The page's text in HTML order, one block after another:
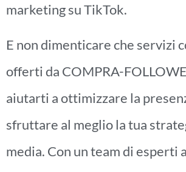
marketing su TikTok.
E non dimenticare che servizi
offerti da COMPRA-
aiutarti a ottimizzare la
sfruttare al meglio la tua
media. Con un team di esperti